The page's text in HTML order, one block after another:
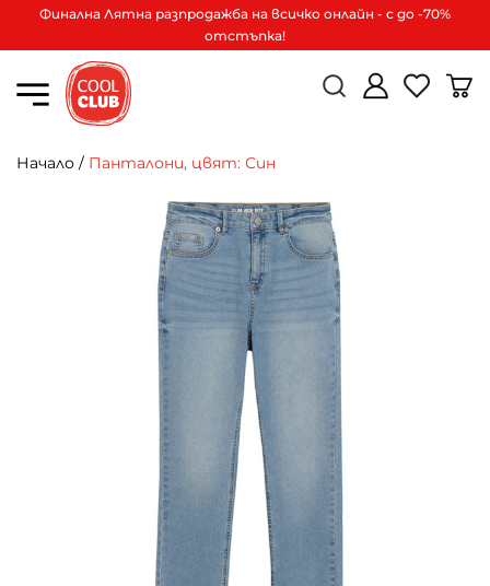
Финална Лятна разпродажба на всичко онлайн - с до -70%
отстъпка!
Начало / Панталони, цвят: Син